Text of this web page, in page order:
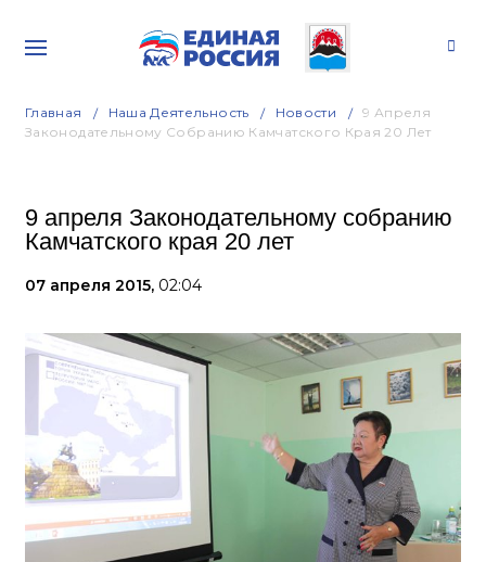
Главная Наша Деятельность Новости
9 Апреля
Законодательному Собранию Камчатского Края 20 Лет
9 апреля Законодательному собранию
Камчатского края 20 лет
07 апреля 2015, 02:04